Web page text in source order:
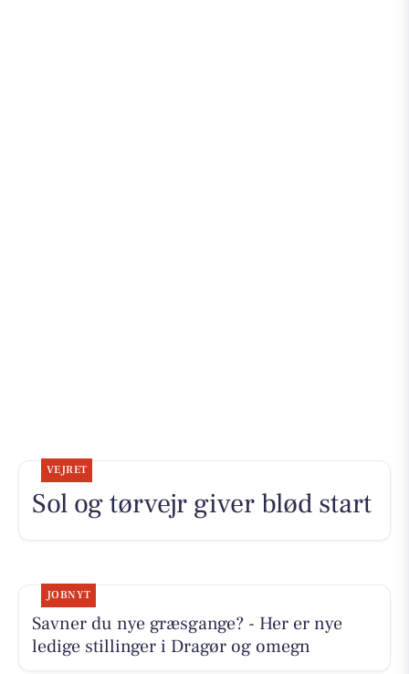
VEJRET
Sol og tørvejr giver blød start
JOBNYT
Savner du nye græsgange? - Her er nye
ledige stillinger i Dragør og omegn